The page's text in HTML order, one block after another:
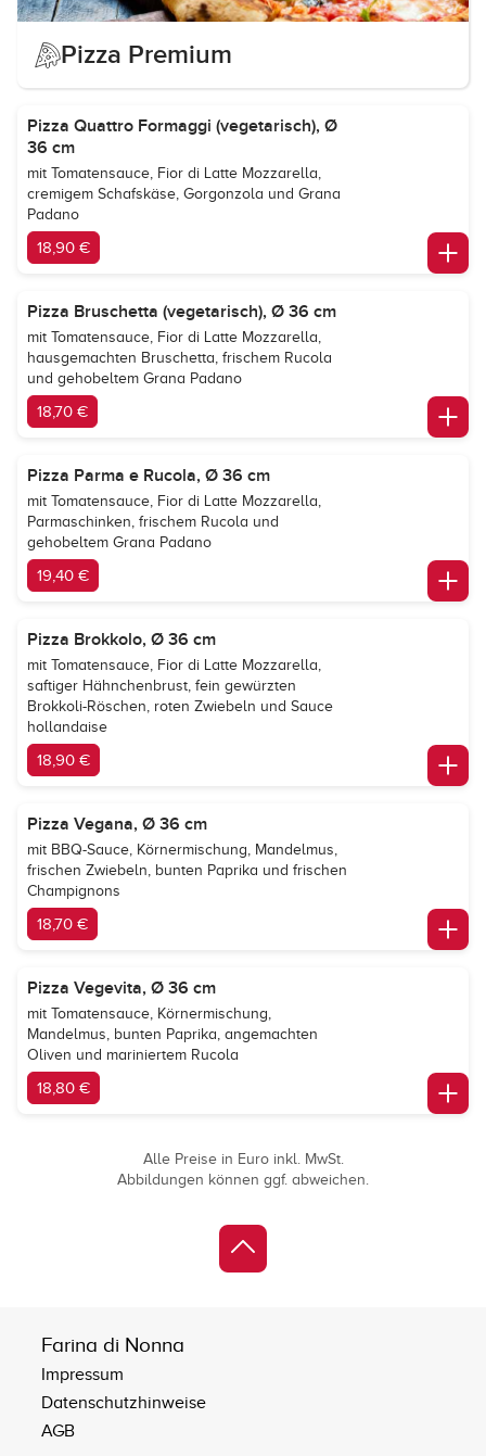
Pizza Premium
Pizza Quattro Formaggi (vegetarisch), Ø
36 cm
mit Tomatensauce, Fior di Latte Mozzarella,
cremigem Schafskäse, Gorgonzola und Grana
Padano
18,90 €
Pizza Bruschetta (vegetarisch), Ø 36 cm
mit Tomatensauce, Fior di Latte Mozzarella,
hausgemachten Bruschetta, frischem Rucola
und gehobeltem Grana Padano
18,70 €
Pizza Parma e Rucola, Ø 36 cm
mit Tomatensauce, Fior di Latte Mozzarella,
Parmaschinken, frischem Rucola und
gehobeltem Grana Padano
19,40 €
Pizza Brokkolo, Ø 36 cm
mit Tomatensauce, Fior di Latte Mozzarella,
saftiger Hähnchenbrust, fein gewürzten
Brokkoli-Röschen, roten Zwiebeln und Sauce
hollandaise
18,90 €
Pizza Vegana, Ø 36 cm
mit BBQ-Sauce, Körnermischung, Mandelmus,
frischen Zwiebeln, bunten Paprika und frischen
Champignons
18,70 €
Pizza Vegevita, Ø 36 cm
mit Tomatensauce, Körnermischung,
Mandelmus, bunten Paprika, angemachten
Oliven und mariniertem Rucola
18,80 €
Alle Preise in Euro inkl. MwSt.
Abbildungen können ggf. abweichen.
Farina di Nonna
Impressum
Datenschutzhinweise
AGB